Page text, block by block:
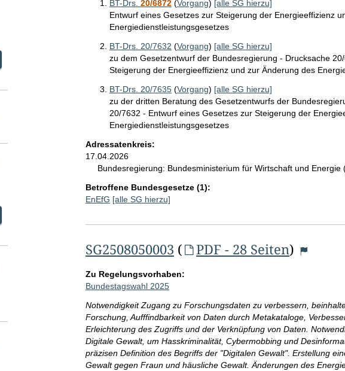
Selektion Zeitraum der SG-Abgabe ggü. Adressatinnen und Adressaten
BT-Drs. 20/6872(Vorgang) [alle SG hierzu]
Entwurf eines Gesetzes zur Steigerung der Energieeffizienz
Energiedienstleistungsgesetzes
BT-Drs. 20/7632 (Vorgang) [alle SG hierzu]
zu dem Gesetzentwurf der Bundesregierung - Drucksache
Steigerung der Energieeffizienz und zur Änderung des
BT-Drs. 20/7635(Vorgang) [alle SG hierzu]
zu der dritten Beratung des Gesetzentwurfs der
20/7632 - Entwurf eines Gesetzes zur Steigerung der
Energiedienstleistungsgesetzes
Adressatenkreis:
17.04.2026
Bundesregierung: Bundesministerium für Wirtschaft und Energie
Betroffene Bundesgesetze (1):
EnEfG [alle SG hierzu]
SG2508050003 ( PDF - 28 Seiten)
Zu Regelungsvorhaben:
Bundestagswahl 2025
Notwendigkeit Zugang zu Forschungsdaten zu verbessern,
Forschung, Aufffindbarkeit von Daten durch Metakataloge,
Erleichterung des Zugriffs und der Verknüpfung von Daten.
Digitale Gewalt, um Hasskriminalität, Cybermobbing und
präzisen Definition des Begriffs der "Digitalen Gewalt". Erstellung
Gewalt gegen Fraun und häusliche Gewalt. Änderungen des